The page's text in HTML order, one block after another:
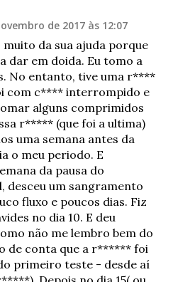
de 2017 às 12:07
da sua ajuda porque
dar em doida. Eu tomo a
No entanto, tive uma r****
com c**** interrompido e
alguns comprimidos
r***** (que foi a ultima)
uma semana antes da
o meu periodo. E
da pausa do
desceu um sangramento
fluxo e poucos dias. Fiz
no dia 10. E deu
não me lembro bem do
de conta que a r****** foi
primeiro teste - desde aí